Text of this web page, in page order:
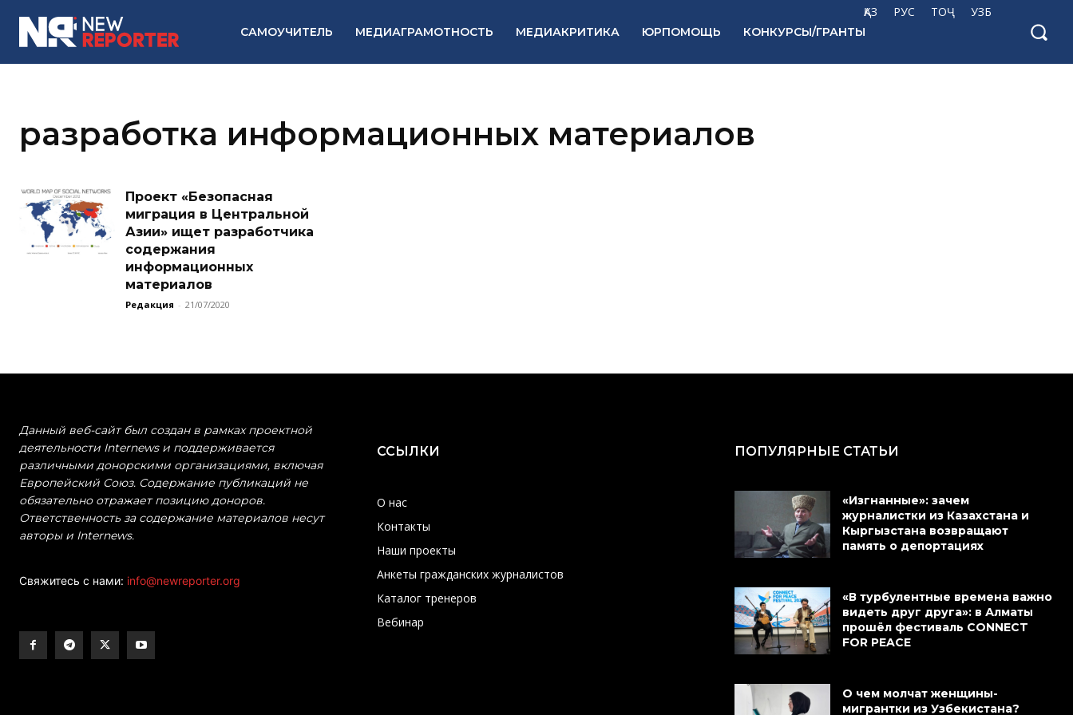
ҚАЗ РУС ТОҶ УЗБ
САМОУЧИТЕЛЬ МЕДИАГРАМОТНОСТЬ МЕДИАКРИТИКА ЮРПОМОЩЬ КОНКУРСЫ/ГРАНТЫ
разработка информационных материалов
Проект «Безопасная
миграция в Центральной
Азии» ищет разработчика
содержания
информационных
материалов
Редакция - 21/07/2020
Данный веб-сайт был создан в рамках проектной
деятельности Internews и поддерживается
различными донорскими организациями, включая
Европейский Союз. Содержание публикаций не
обязательно отражает позицию доноров.
Ответственность за содержание материалов несут
авторы и Internews.
Свяжитесь с нами: info@newreporter.org
ССЫЛКИ
О нас
Контакты
Наши проекты
Анкеты гражданских журналистов
Каталог тренеров
Вебинар
ПОПУЛЯРНЫЕ СТАТЬИ
«Изгнанные»: зачем
журналистки из Казахстана и
Кыргызстана возвращают
память о депортациях
«В турбулентные времена важно
видеть друг друга»: в Алматы
прошёл фестиваль CONNECT
FOR PEACE
О чем молчат женщины-
мигрантки из Узбекистана?